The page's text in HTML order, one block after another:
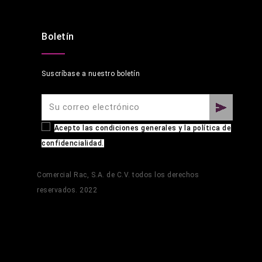
Boletín
Suscríbase a nuestro boletín
Acepto las condiciones generales y la política de
confidencialidad.
Comercial Rac, S.A. de C.V. todos los derechos
reservados. 2022